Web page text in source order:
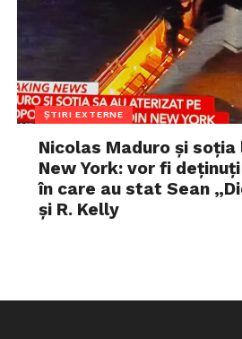
ȘTIRI EXTERNE
Nicolas Maduro și soția
New York: vor fi
în care au stat Sean
și R. Kelly